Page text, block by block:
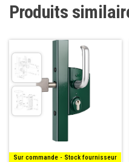
Produits
Sur commande - Stock fournisseur
produit
a
plusieurs
variations.